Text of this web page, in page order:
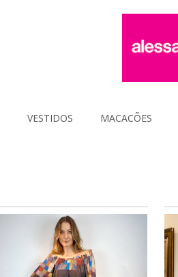
VESTIDOS MACACÕES